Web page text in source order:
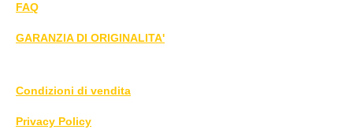
FAQ
GARANZIA DI ORIGINALITA'
Condizioni di vendita
Privacy Policy